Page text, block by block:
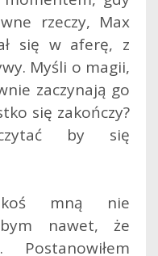
rzeczy, Max
się w aferę, z
Myśli o magii,
zaczynają go
się zakończy?
by się
mną nie
nawet, że
Postanowiłem